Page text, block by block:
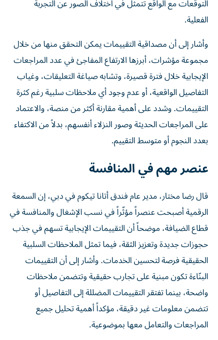
التوقعات مع الواقع تتمثل في اختلاف الصور عن التجربة
الفعلية.
وأشار إلى أن مصداقية التقييمات يمكن التحقق منها من خلال
مجموعة مؤشرات، أبرزها الارتفاع المفاجئ في عدد المراجعات
الإيجابية خلال فترة قصيرة، وتشابه صياغة التعليقات، وغياب
التفاصيل الواقعية، أو عدم وجود أي ملاحظات سلبية رغم كثرة
التقييمات. وشدد على أهمية مقارنة أكثر من منصة، والاعتماد
على المراجعات الحديثة وصور النزلاء أنفسهم، بدلاً من الاكتفاء
بعدد النجوم أو متوسط التقييم.
عنصر مهم في المنافسة
قال رضا مختار، مدير عام فندق أتانا تيكوم في دبي، إن السمعة
الرقمية أصبحت عنصراً مؤثّراً في نسب الإشغال والمنافسة في
قطاع الضيافة، موضحاً أن التقييمات الإيجابية تسهم في جذب
حجوزات جديدة وتعزيز الثقة، فيما تمثل الملاحظات السلبية
الحقيقية فرصة لتحسين الخدمات. وأشار إلى أن التقييمات
البنّاءة تكون مبنية على تجارب حقيقية وتتضمن ملاحظات
واضحة، بينما تفتقر التقييمات المضللة إلى التفاصيل أو
تتضمن معلومات غير دقيقة، مؤكداً أهمية تحليل جميع
المراجعات والتعامل معها بموضوعية.